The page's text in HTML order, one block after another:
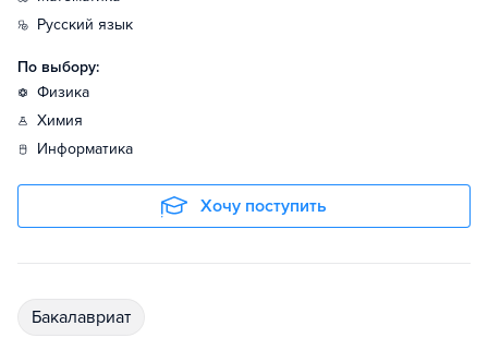
русский язык
По выбору:
физика
химия
информатика
Хочу поступить
бакалавриат